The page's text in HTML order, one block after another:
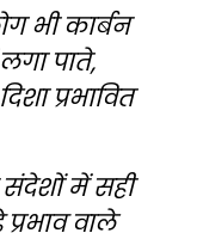
भी कार्बन
पाते,
प्रभावित
में सही
वाले